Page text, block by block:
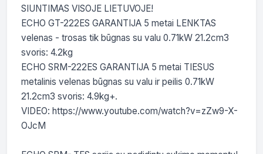
SIUNTIMAS VISOJE LIETUVOJE!
ECHO GT-222ES GARANTIJA 5 metai LENKTAS
velenas - trosas tik būgnas su valu 0.71kW 21.2cm3
svoris: 4.2kg
ECHO SRM-222ES GARANTIJA 5 metai TIESUS
metalinis velenas būgnas su valu ir peilis 0.71kW
21.2cm3 svoris: 4.9kg+.
VIDEO: https://www.youtube.com/watch?v=zZw9-X-
OJcM